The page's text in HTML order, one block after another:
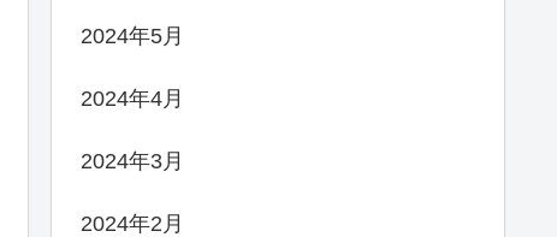
2024年5月
2024年4月
2024年3月
2024年2月